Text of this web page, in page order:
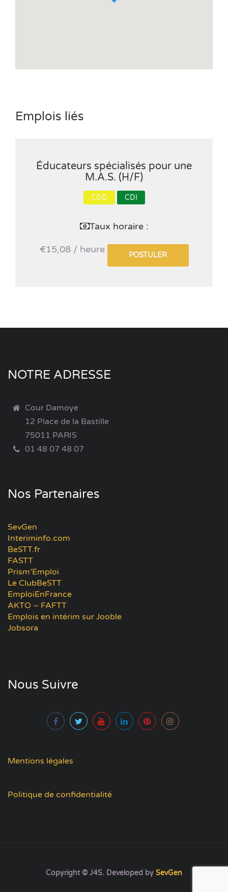
Emplois liés
Éducateurs spécialisés pour une
M.A.S. (H/F)
CDD CDI
Taux horaire :
€15,08 / heure
POSTULER
NOTRE ADRESSE
Cour Damoye
12 Place de la Bastille
75011 PARIS
01 48 07 48 07
Nos Partenaires
SevGen
Interiminfo.com
BeSTT.fr
FASTT
Prism’Emploi
Le ClubBeSTT
EmploiEnFrance
AKTO – FAFTT
Emplois en intérim sur Jooble
Jobsora
Nous Suivre
Mentions légales
Politique de confidentialité
Copyright © J4S. Developed by SevGen